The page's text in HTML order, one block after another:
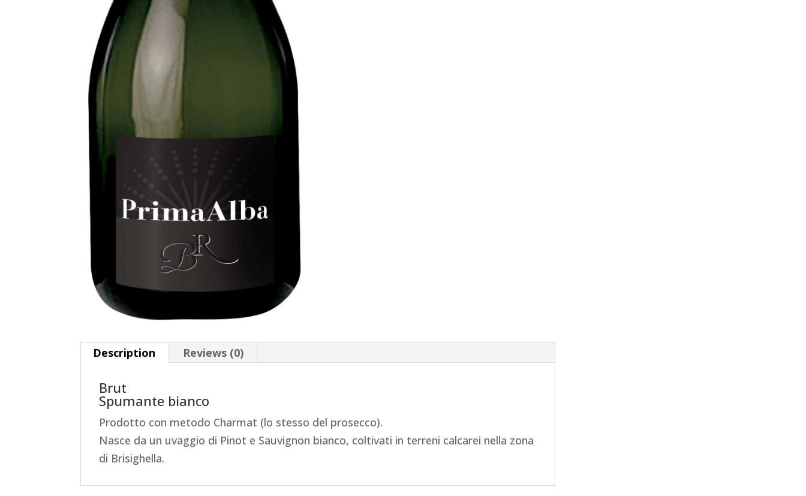
Description Reviews (0)
Brut
Spumante bianco
Prodotto con metodo Charmat (lo stesso del prosecco).
Nasce da un uvaggio di Pinot e Sauvignon bianco, coltivati in terreni calcarei nella zona
di Brisighella.